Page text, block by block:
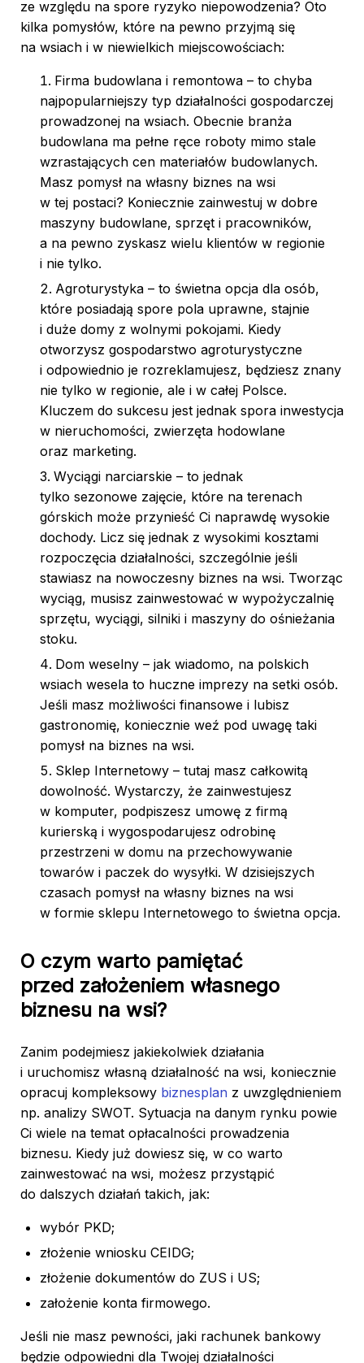
ze względu na spore ryzyko niepowodzenia? Oto
kilka pomysłów, które na pewno przyjmą się
na wsiach i w niewielkich miejscowościach:
Firma budowlana i remontowa – to chyba
najpopularniejszy typ działalności gospodarczej
prowadzonej na wsiach. Obecnie branża
budowlana ma pełne ręce roboty mimo stale
wzrastających cen materiałów budowlanych.
Masz pomysł na własny biznes na wsi
w tej postaci? Koniecznie zainwestuj w dobre
maszyny budowlane, sprzęt i pracowników,
a na pewno zyskasz wielu klientów w regionie
i nie tylko.
Agroturystyka – to świetna opcja dla osób,
które posiadają spore pola uprawne, stajnie
i duże domy z wolnymi pokojami. Kiedy
otworzysz gospodarstwo agroturystyczne
i odpowiednio je rozreklamujesz, będziesz znany
nie tylko w regionie, ale i w całej Polsce.
Kluczem do sukcesu jest jednak spora inwestycja
w nieruchomości, zwierzęta hodowlane
oraz marketing.
Wyciągi narciarskie – to jednak
tylko sezonowe zajęcie, które na terenach
górskich może przynieść Ci naprawdę wysokie
dochody. Licz się jednak z wysokimi kosztami
rozpoczęcia działalności, szczególnie jeśli
stawiasz na nowoczesny biznes na wsi. Tworząc
wyciąg, musisz zainwestować w wypożyczalnię
sprzętu, wyciągi, silniki i maszyny do ośnieżania
stoku.
Dom weselny – jak wiadomo, na polskich
wsiach wesela to huczne imprezy na setki osób.
Jeśli masz możliwości finansowe i lubisz
gastronomię, koniecznie weź pod uwagę taki
pomysł na biznes na wsi.
Sklep Internetowy – tutaj masz całkowitą
dowolność. Wystarczy, że zainwestujesz
w komputer, podpiszesz umowę z firmą
kurierską i wygospodarujesz odrobinę
przestrzeni w domu na przechowywanie
towarów i paczek do wysyłki. W dzisiejszych
czasach pomysł na własny biznes na wsi
w formie sklepu Internetowego to świetna opcja.
O czym warto pamiętać
przed założeniem własnego
biznesu na wsi?
Zanim podejmiesz jakiekolwiek działania
i uruchomisz własną działalność na wsi, koniecznie
opracuj kompleksowy biznesplan z uwzględnieniem
np. analizy SWOT. Sytuacja na danym rynku powie
Ci wiele na temat opłacalności prowadzenia
biznesu. Kiedy już dowiesz się, w co warto
zainwestować na wsi, możesz przystąpić
do dalszych działań takich, jak:
wybór PKD;
złożenie wniosku CEIDG;
złożenie dokumentów do ZUS i US;
założenie konta firmowego.
Jeśli nie masz pewności, jaki rachunek bankowy
będzie odpowiedni dla Twojej działalności